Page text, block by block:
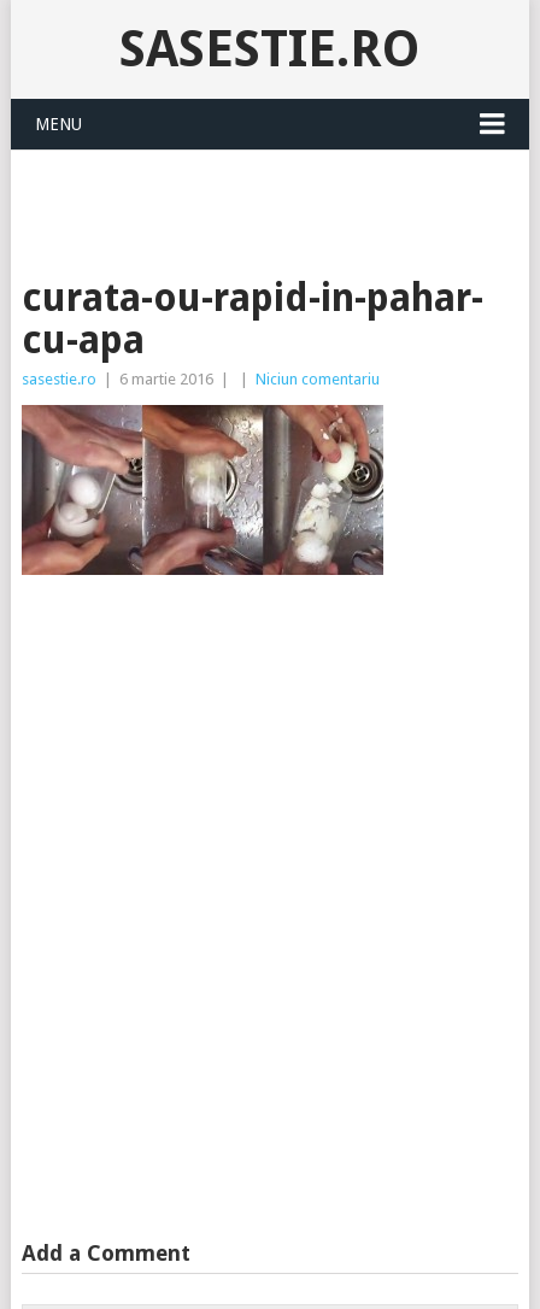
SASESTIE.RO
MENU
curata-ou-rapid-in-pahar-
cu-apa
sasestie.ro 6 martie 2016 Niciun comentariu
Add a Comment